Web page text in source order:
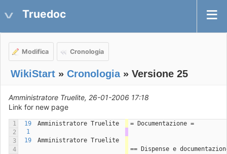
Truedoc
Modifica Cronologia
WikiStart » Cronologia» Versione 25
Amministratore Truelite, 26-01-2006 17:18
Link for new page
1 19 Amministratore Truelite
= Documentazione =
2
1
3
19
Amministratore Truelite
4
== Dispense e